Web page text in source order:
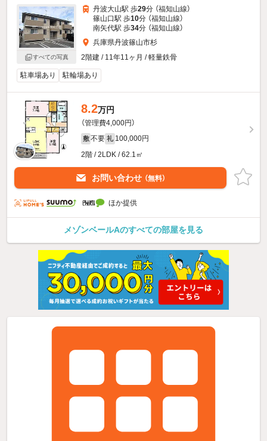
すべての写真
丹波大山駅 歩29分 （福知山線）
篠山口駅 歩10分 （福知山線）
南矢代駅 歩34分 （福知山線）
兵庫県丹波篠山市杉
2階建 / 11年11ヶ月 / 軽量鉄骨
駐車場あり 駐輪場あり
8.2万円
（管理費4,000円）
敷 不要 礼 100,000円
2階 / 2LDK / 62.1㎡
お問い合わせ （無料）
ほか提供
メゾンベールAのすべての部屋を見る